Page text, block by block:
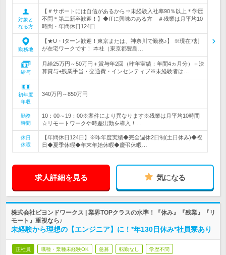
対象と
なる方
【＃サポートには自信があるから⇒未経験入社率90％以上＊学歴
不問＊第二新卒歓迎！】◆ITに興味のある方 ＃残業は月平均10
時間・年間休日124日
勤務地
【★U・Iターン歓迎！東京または、神奈川で勤務♪】 ※現在7割
が在宅ワークです！ 本社（東京都豊島…
給与
月給25万円～50万円＋賞与年2回（昨年実績：年間4ヵ月分）＋決
算賞与+残業手当・交通費・インセンティブ※未経験者は…
初年度
年収
340万円～850万円
勤務
時間
10：00～19：00※案件により異なります※残業は月平均10時間
☆リモートワークや時差出勤を導入！…
休日
休暇
【年間休日124日】※昨年度実績◆完全週休2日制(土日休み)◆祝
日◆夏季休暇◆年末年始休暇◆慶弔休暇…
求人詳細を見る 気になる
株式会社ビヨンドワークス | 業界TOPクラスの水準！『休み』『残業』『リ
モート』重視なら♪
未経験から理想の【エンジニア】に！*年130日休み*社員寮あり
正社員 職種・業種未経験OK 急募 転勤なし 学歴不問